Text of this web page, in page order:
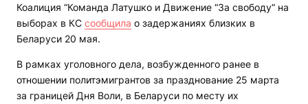
Коалиция “Команда Латушко и Движение “За свободу“ на
выборах в КС сообщила о задержаниях близких в
Беларуси 20 мая.
В рамках уголовного дела, возбужденного ранее в
отношении политэмигрантов за празднование 25 марта
за границей Дня Воли, в Беларуси по месту их